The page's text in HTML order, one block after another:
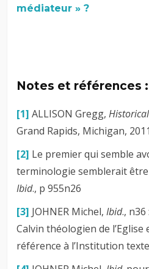
médiateur » ?
Notes et références :
[1] ALLISON Gregg,
Grand Rapids, Michigan,
[2] Le premier qui semble
terminologie semblerait être
Ibid., p 955n26
[3] JOHNER Michel,Ibid., n36
Calvin théologien de
référence à l’Institution